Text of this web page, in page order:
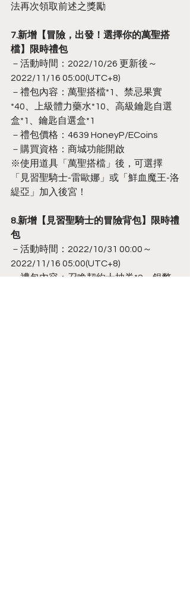
法再次領取前述之獎勵
7.新增【冒險，出發！選擇你的萬聖搭
檔】限時禮包
－活動時間：2022/10/26 更新後～
2022/11/16 05:00(UTC+8)
－禮包內容：萬聖搭檔*1、禁忌果實
*40、上級體力藥水*10、高級鑰匙自選
盒*1、鑰匙自選盒*1
－禮包價格：4639 HoneyP/ECoins
－購買資格：商城功能開啟
※使用道具「萬聖搭檔」後，可選擇
「見習聖騎士-雷歐娜」或「鮮血魔王-洛
緹亞」加入後宮！
8.新增【見習聖騎士的冒險背包】限時禮
包
－活動時間：2022/10/31 00:00～
2022/11/16 05:00(UTC+8)
－禮包內容：召喚契約十抽券*2、銀幣